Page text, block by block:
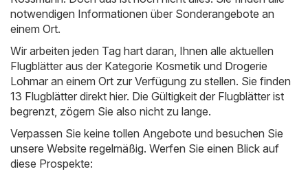
notwendigen Informationen über Sonderangebote an
einem Ort.
Wir arbeiten jeden Tag hart daran, Ihnen alle aktuellen
Flugblätter aus der Kategorie Kosmetik und Drogerie
Lohmar an einem Ort zur Verfügung zu stellen. Sie finden
13 Flugblätter direkt hier. Die Gültigkeit der Flugblätter ist
begrenzt, zögern Sie also nicht zu lange.
Verpassen Sie keine tollen Angebote und besuchen Sie
unsere Website regelmäßig. Werfen Sie einen Blick auf
diese Prospekte: